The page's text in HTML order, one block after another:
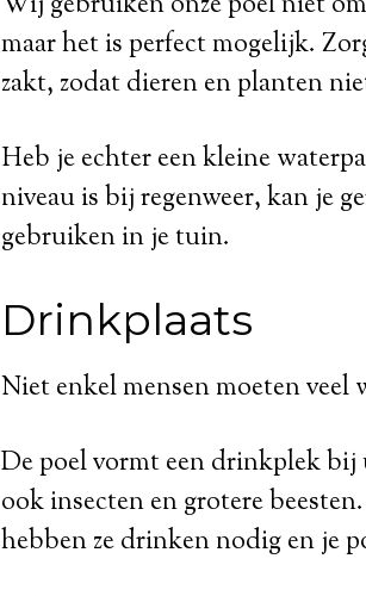
maar het is perfect mogelijk.
zakt, zodat dieren en planten
Heb je echter een kleine
niveau is bij regenweer, kan je
gebruiken in je tuin.
Drinkplaats
Niet enkel mensen moeten veel
De poel vormt een drinkplek
ook insecten en grotere
hebben ze drinken nodig en je